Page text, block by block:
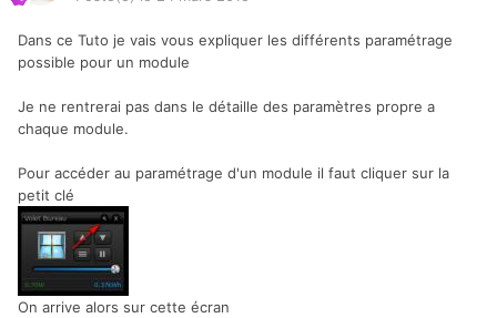
Dans ce Tuto je vais vous expliquer les différents paramétrage
possible pour un module
Je ne rentrerai pas dans le détaille des paramètres propre a
chaque module.
Pour accéder au paramétrage d'un module il faut cliquer sur la
petit clé
On arrive alors sur cette écran